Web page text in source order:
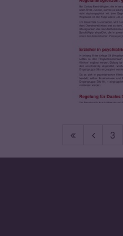
Erste Vorherige
3